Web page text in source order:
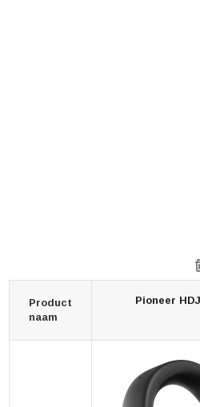
Product
naam
Pioneer